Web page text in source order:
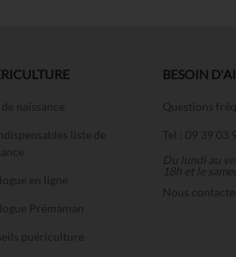
de naissance
liste de
en ligne
Prémaman
puériculture
BESOIN
Questions
Tel : 09 39 03
Du lundi au
18h et le
Nous